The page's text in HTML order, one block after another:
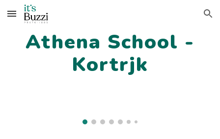
Skip to main content Skip to navigation
Athena School -
Kortrjk